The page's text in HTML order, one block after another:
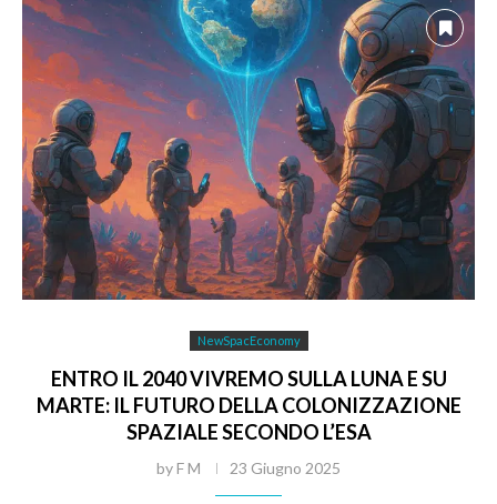
NewSpacEconomy
ENTRO IL 2040 VIVREMO SULLA LUNA E SU
MARTE: IL FUTURO DELLA COLONIZZAZIONE
SPAZIALE SECONDO L’ESA
byF M 23 Giugno 2025